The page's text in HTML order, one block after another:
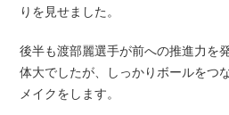
りを見せました。
後半も渡部麗選手が前への推進力を
体大でしたが、しっかりボールをつ
メイクをします。